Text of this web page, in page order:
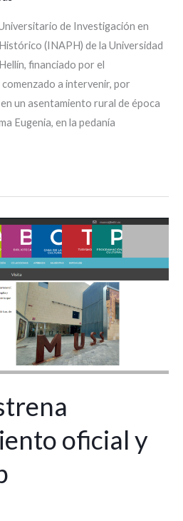
de Investigación en
(INAPH) de la Universidad
financiado por el
a intervenir, por
un asentamiento rural de época
Eugenia, en la pedanía
oficial y